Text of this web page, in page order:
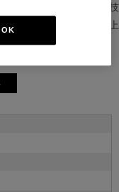
意識を融合し、素材や技
を提案。長く愛される上
OK